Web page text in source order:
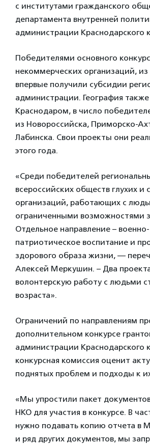
с институтами гражданского
департамента внутренней
администрации Краснодарского
Победителями основного
некоммерческих организаций, из
впервые получили субсидии
администрации. География
Краснодаром, в число
из Новороссийска, Приморско-
Лабинска. Свои проекты они
этого года.
«Среди победителей
всероссийских обществ глухих и
организаций, работающих с
ограниченными возможностями
Отдельное направление – военно-
патриотическое воспитание и
здорового образа жизни, —
Алексей Меркушин. – Два
волонтерскую работу с людьми
возраста».
Ограничений по направлениям
дополнительном конкурсе
администрации Краснодарского
конкурсная комиссия оценит
поднятых проблем и подходы к
«Мы упростили пакет
НКО для участия в конкурсе. В
нужно подавать копию отчета в
и ряд других документов, мы